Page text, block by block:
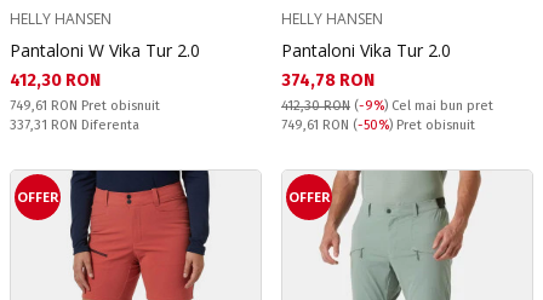
HELLY HANSEN
Pantaloni W Vika Tur 2.0
Текуща цена:
412,30 RON
Pret obisnuit:
749,61 RON Pret obisnuit
Спестявате:
337,31 RON Diferenta
HELLY HANSEN
Pantaloni Vika Tur 2.0
Текуща цена:
374,78 RON
412,30 RON (-9%) Cel mai bun pret
Pret obisnuit:
749,61 RON (-50%) Pret obisnuit
OFFER OFFER